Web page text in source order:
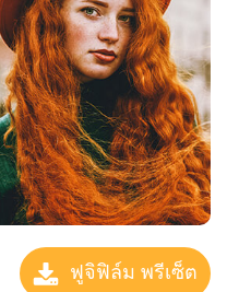
ฟูจิฟิล์ม พรีเซ็ต